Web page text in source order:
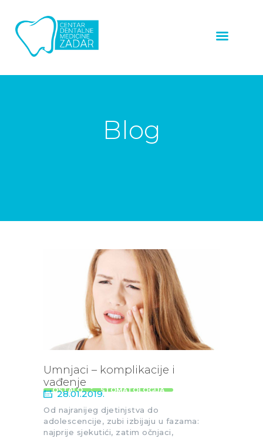
Blog
ZUBNI
IMPLANTATI
ZUBNE KRUNICE
ALL ON 4™
CJENIK
DENTALNIH
USLUGA
BLOG
KONTAKT
Umnjaci – komplikacije i
vađenje
OSTALO STOMATOLOGIJA
28.01.2019.
Od najranijeg djetinjstva do
adolescencije, zubi izbijaju u fazama:
najprije sjekutići, zatim očnjaci,